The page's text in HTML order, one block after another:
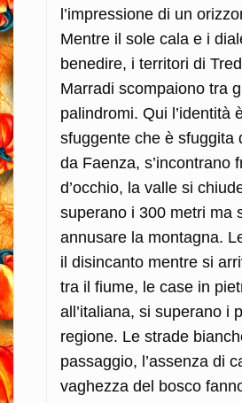
l’impressione di un
Mentre il sole cala e i
benedire, i territori di
Marradi scompaiono tra
palindromi. Qui l’identità
sfuggente che è sfuggita
da Faenza, s’incontrano
d’occhio, la valle si
superano i 300 metri ma
annusare la montagna.
il disincanto mentre si
tra il fiume, le case in
all’italiana, si superano i
regione. Le strade
passaggio, l’assenza di
vaghezza del bosco